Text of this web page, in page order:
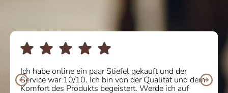
Ich habe online ein paar Stiefel gekauft und der
Service war 10/10. Ich bin von der Qualität und dem
Komfort des Produkts begeistert. Werde ich auf